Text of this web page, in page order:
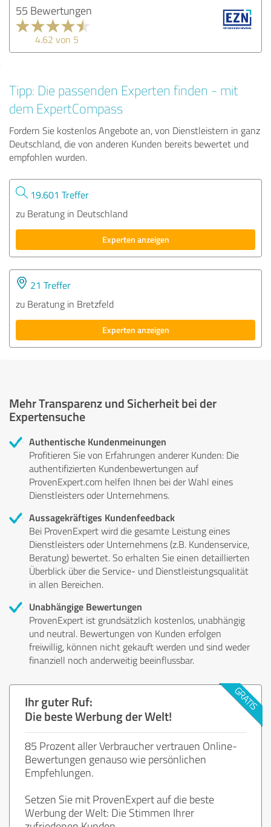
55 Bewertungen
4.62 von 5
Tipp: Die passenden Experten finden - mit
dem ExpertCompass
Fordern Sie kostenlos Angebote an, von Dienstleistern in ganz
Deutschland, die von anderen Kunden bereits bewertet und
empfohlen wurden.
19.601 Treffer
zu Beratung in Deutschland
Experten anzeigen
21 Treffer
zu Beratung in Bretzfeld
Experten anzeigen
Mehr Transparenz und Sicherheit bei der
Expertensuche
Authentische Kundenmeinungen
Profitieren Sie von Erfahrungen anderer Kunden: Die
authentifizierten Kundenbewertungen auf
ProvenExpert.com helfen Ihnen bei der Wahl eines
Dienstleisters oder Unternehmens.
Aussagekräftiges Kundenfeedback
Bei ProvenExpert wird die gesamte Leistung eines
Dienstleisters oder Unternehmens (z.B. Kundenservice,
Beratung) bewertet. So erhalten Sie einen detaillierten
Überblick über die Service- und Dienstleistungsqualität
in allen Bereichen.
Unabhängige Bewertungen
ProvenExpert ist grundsätzlich kostenlos, unabhängig
und neutral. Bewertungen von Kunden erfolgen
freiwillig, können nicht gekauft werden und sind weder
finanziell noch anderweitig beeinflussbar.
Ihr guter Ruf:
Die beste Werbung der Welt!
85 Prozent aller Verbraucher vertrauen Online-
Bewertungen genauso wie persönlichen
Empfehlungen.
Setzen Sie mit ProvenExpert auf die beste
Werbung der Welt: Die Stimmen Ihrer